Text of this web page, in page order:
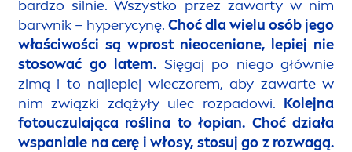
bardzo silnie. Wszystko przez zawarty w nim
barwnik – hyperycynę. Choć dla wielu osób jego
właściwości są wprost nieocenione, lepiej nie
stosować go latem. Sięgaj po niego głównie
zimą i to najlepiej wieczorem, aby zawarte w
nim związki zdążyły ulec rozpadowi. Kolejna
fotouczulająca roślina to łopian. Choć działa
wspaniale na cerę i włosy, stosuj go z rozwagą.